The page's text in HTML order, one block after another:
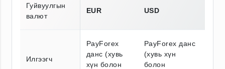
Гуйвуулгын
валют
EUR USD
Илгээгч
PayForex
данс (хувь
хүн болон
PayForex данс
(хувь хүн
болон